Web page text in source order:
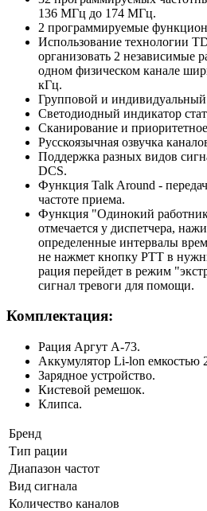
136 МГц до 174 МГц.
2 программируемые
Использование технологии
организовать 2 независимые
одном физическом канале
кГц.
Групповой и
Светодиодный индикатор
Сканирование и
Русскоязычная озвучка
Поддержка разных видов
DCS.
Функция Talk Around -
частоте приема.
Функция "Одинокий
отмечается у диспетчера,
определенные интервалы
не нажмет кнопку РТТ в
рация перейдет в режим
сигнал тревоги для помощи.
Комплектация:
Рация Аргут А-73.
Аккумулятор Li-lon емкостью
Зарядное устройство.
Кистевой ремешок.
Клипса.
Бренд
Тип рации
Диапазон частот
Вид сигнала
Количество каналов